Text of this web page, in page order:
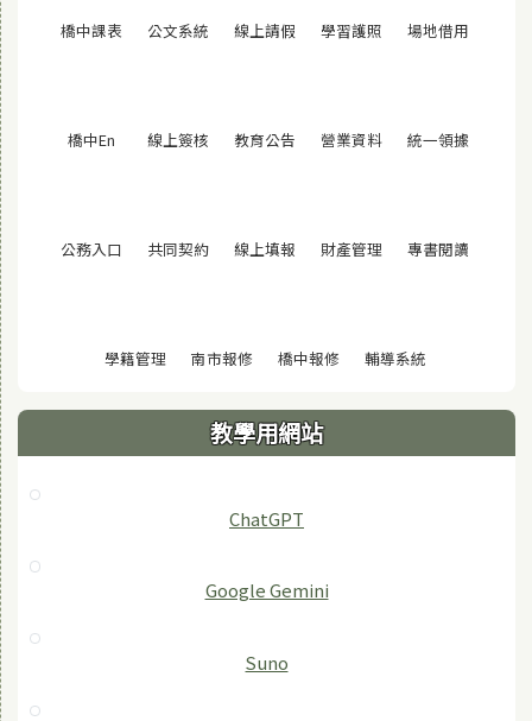
橋中課表 (另開視窗)
公文系統 (另開視窗)
線上請假 (另開視窗)
學習護照 (另開視窗)
場地借用
橋中En (另開視窗)
線上簽核 (另開視窗)
教育公告 (另開視窗)
營業資料(另開視窗)
統一領據
公務入口 (另開視窗)
共同契約(另開視窗)
線上填報 (另開視窗)
財產管理 (另開視窗)
專書閱讀
學籍管理(另開視窗)
南市報修(另開視窗)
橋中報修(另開視窗)
輔導系統(另開視窗)
教學用網站
ChatGPT
‎Google Gemini
Suno